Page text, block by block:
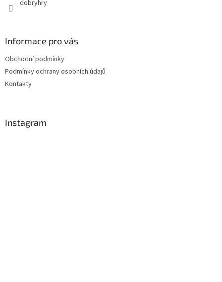
dobryhry
Informace pro vás
Obchodní podmínky
Podmínky ochrany osobních údajů
Kontakty
Instagram